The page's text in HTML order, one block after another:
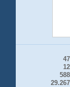
47
12
588
29.267